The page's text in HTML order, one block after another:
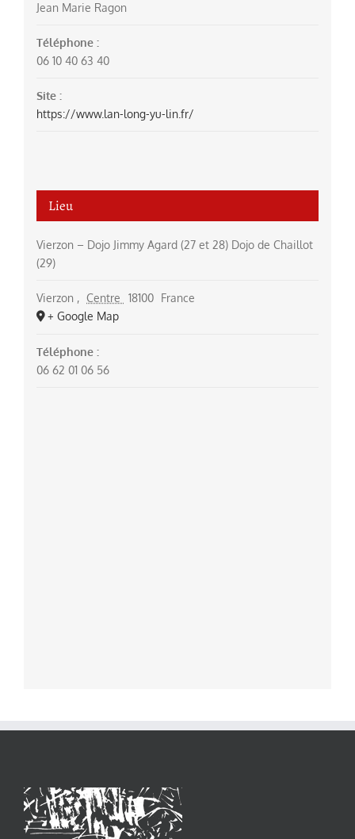
Jean Marie Ragon
Téléphone :
06 10 40 63 40
Site :
https://www.lan-long-yu-lin.fr/
Lieu
Vierzon – Dojo Jimmy Agard (27 et 28) Dojo de Chaillot
(29)
Vierzon , Centre 18100
France
+ Google Map
Téléphone :
06 62 01 06 56